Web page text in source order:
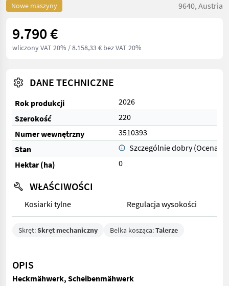
Nowe maszyny 9640, Austria
9.790 €
wliczony VAT 20% / 8.158,33 € bez VAT 20%
DANE TECHNICZNE
Rok produkcji
2026
Szerokość
220
Numer wewnętrzny
3510393
Stan
Szczególnie dobry (Ocena 1)
Hektar (ha)
0
WŁAŚCIWOŚCI
Kosiarki tylne Regulacja wysokości
Skręt:Skręt mechaniczny Belka kosząca:Talerze
OPIS
Heckmähwerk, Scheibenmähwerk